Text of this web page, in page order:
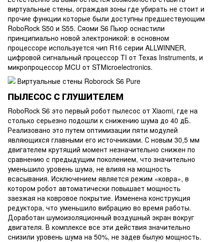
виртуальные стены, ограждая зоны где убирать не стоит и
прочие функции которые были доступны предшествующим
RoboRock S50 и S55. Сяоми S6 Пьюр оснастили
принципиально новой электроникой: в основном
процессоре используется чип R16 серии ALLWINNER,
цифровой сигнальный процессор TI от Texas Instruments, и
микропроцессор MCU от STMicroelectronics.
ПЫЛЕСОС С ГЛУШИТЕЛЕМ
RoboRock S6 это первый робот пылесос от Xiaomi, где на
столько серьезно подошли к снижению шума до 40 дБ.
Реализовано это путем оптимизации пяти модулей
являющихся главными его источниками. С новым 30,5 мм
двигателем крутящий момент незначительно снижен по
сравнению с предыдущим поколением, что значительно
уменьшило уровень шума, не влияя на мощность
всасывания. Исключением является режим «ковра», в
котором робот автоматически повышает мощность
заезжая на ковровое покрытие. Изменена конструкция
редуктора, что уменьшило вибрацию во время работы.
Доработан шумоизоляционный воздушный экран вокруг
двигателя. В комплексе все эти действия значительно
снизили уровень шума на 50%, не задев былую мощность.